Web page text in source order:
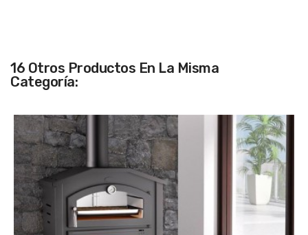
16 Otros Productos En La Misma
Categoría: